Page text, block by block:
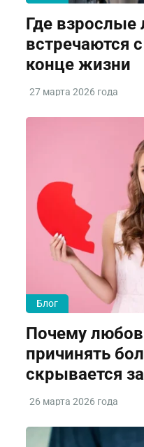
Где взрослые
встречаются
конце жизни
27 марта 2026 года
Блог
Почему
причинять
скрывается
26 марта 2026 года